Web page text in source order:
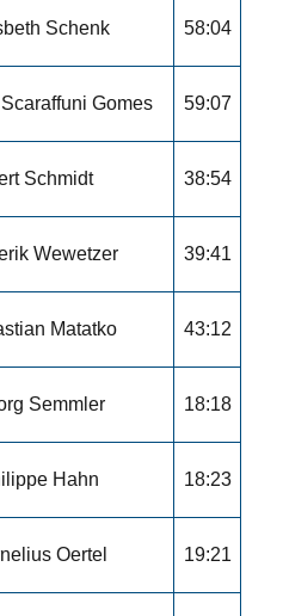
Schenk 58:04
Gomes 59:07
Schmidt 38:54
Wewetzer 39:41
Matatko 43:12
Semmler 18:18
Hahn 18:23
Oertel 19:21